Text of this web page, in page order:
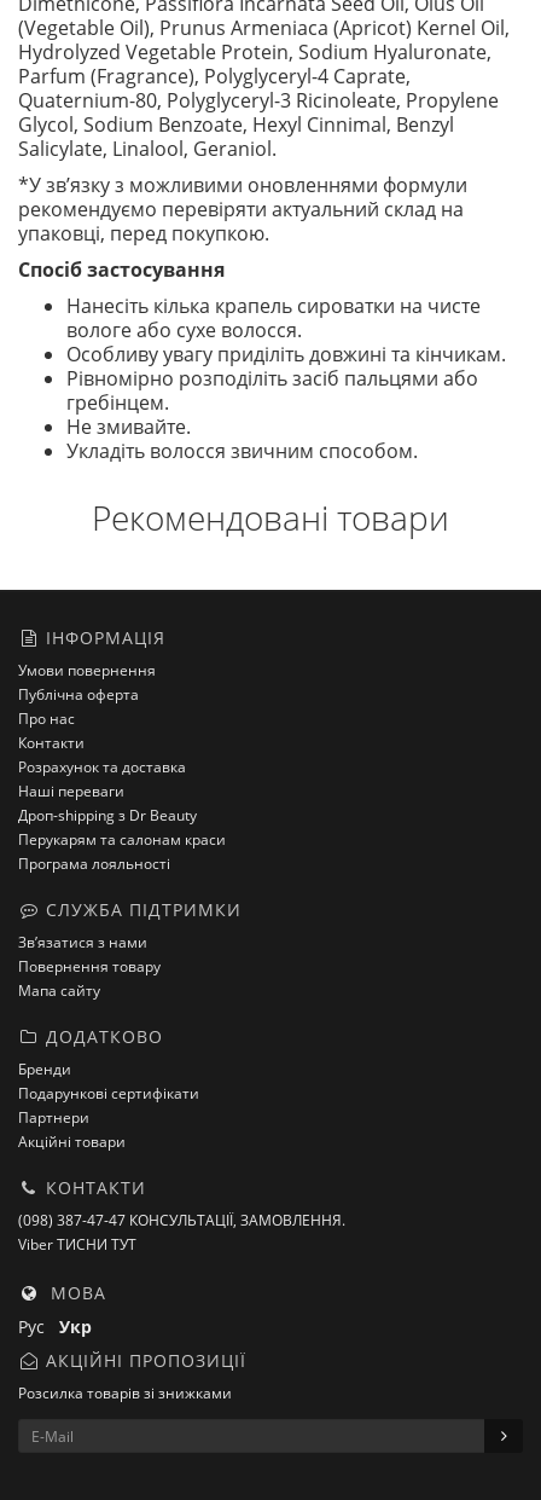
(Vegetable Oil), Prunus Armeniaca (Apricot) Kernel Oil,
Hydrolyzed Vegetable Protein, Sodium Hyaluronate,
Parfum (Fragrance), Polyglyceryl-4 Caprate,
Quaternium-80, Polyglyceryl-3 Ricinoleate, Propylene
Glycol, Sodium Benzoate, Hexyl Cinnimal, Benzyl
Salicylate, Linalool, Geraniol.
*У зв’язку з можливими оновленнями формули
рекомендуємо перевіряти актуальний склад на
упаковці, перед покупкою.
Спосіб застосування
Нанесіть кілька крапель сироватки на чисте
вологе або сухе волосся.
Особливу увагу приділіть довжині та кінчикам.
Рівномірно розподіліть засіб пальцями або
гребінцем.
Не змивайте.
Укладіть волосся звичним способом.
Рекомендовані товари
ІНФОРМАЦІЯ
Умови повернення
Публічна оферта
Про нас
Контакти
Розрахунок та доставка
Наші переваги
Дроп-shipping з Dr Beauty
Перукарям та салонам краси
Програма лояльності
СЛУЖБА ПІДТРИМКИ
Зв’язатися з нами
Повернення товару
Мапа сайту
ДОДАТКОВО
Бренди
Подарункові сертифікати
Партнери
Акційні товари
КОНТАКТИ
(098) 387-47-47 КОНСУЛЬТАЦІЇ, ЗАМОВЛЕННЯ.
Viber ТИСНИ ТУТ
МОВА
Рус Укр
АКЦІЙНІ ПРОПОЗИЦІЇ
Розсилка товарів зі знижками